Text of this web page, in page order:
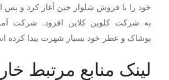
خود را با فروش شلوار جین آغاز کرد و پس
به شرکت کلوین کلاین افزود. شرکت
پوشاک و عطر خود بسیار شهرت پیدا کرده
لینک منابع مرتبط